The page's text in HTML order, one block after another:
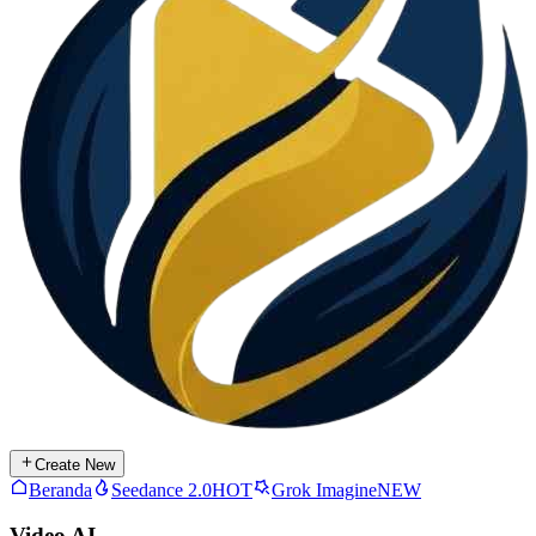
Create New
Beranda Seedance 2.0HOT Grok ImagineNEW